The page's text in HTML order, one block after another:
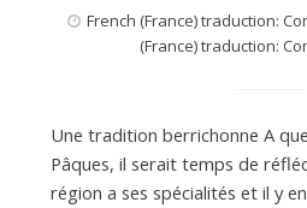
French (France) traduction:
(France) traduction:
Une tradition berrichonne A
Pâques, il serait temps de
région a ses spécialités et il y